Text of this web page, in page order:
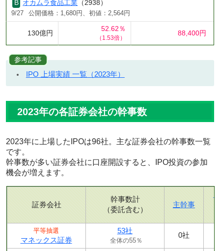
オカムラ食品工業 （2938）
9/27 公開価格：1,680円、初値：2,564円
130億円
52.62％
（1.53倍）
88,400円
参考記事
IPO 上場実績 一覧（2023年）
2023年の各証券会社の幹事数
2023年に上場したIPOは96社。主な証券会社の幹事数一覧
です。
幹事数が多い証券会社に口座開設すると、IPO投資の参加
機会が増えます。
証券会社
幹事数計
（委託含む）
主幹事
平等抽選
マネックス証券
53社
全体の55％
0社